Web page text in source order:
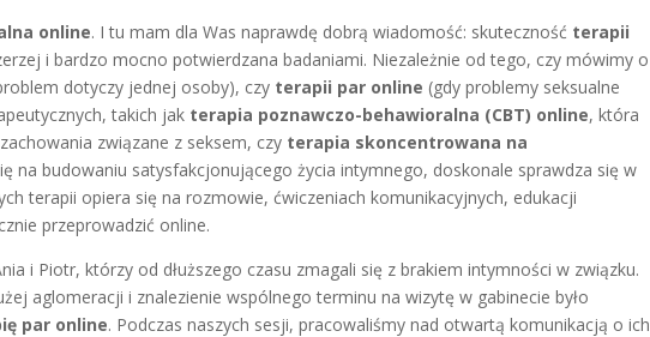
online. I tu mam dla Was naprawdę dobrą wiadomość: skuteczność terapii
i bardzo mocno potwierdzana badaniami. Niezależnie od tego, czy mówimy o
dotyczy jednej osoby), czy terapii par online (gdy problemy seksualne
takich jak terapia poznawczo-behawioralna (CBT) online, która
związane z seksem, czy terapia skoncentrowana na
na budowaniu satysfakcjonującego życia intymnego, doskonale sprawdza się w
terapii opiera się na rozmowie, ćwiczeniach komunikacyjnych, edukacji
przeprowadzić online.
i Piotr, którzy od dłuższego czasu zmagali się z brakiem intymności w związku.
aglomeracji i znalezienie wspólnego terminu na wizytę w gabinecie było
par online. Podczas naszych sesji, pracowaliśmy nad otwartą komunikacją o ich